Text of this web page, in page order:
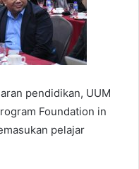
pendidikan, UUM
Foundation in
pelajar